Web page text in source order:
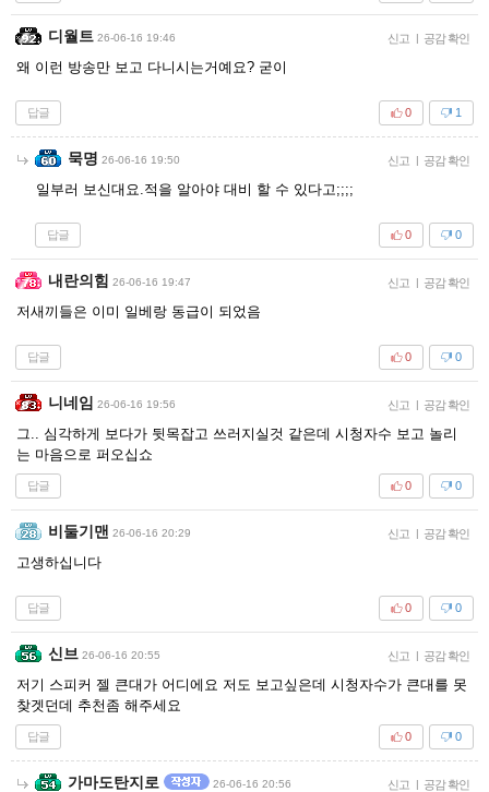
디월트 26-06-16 19:46 신고 | 공감 확인
왜 이런 방송만 보고 다니시는거예요? 굳이
답글 1
0
묵명 26-06-16 19:50 신고 | 공감 확인
일부러 보신대요.적을 알아야 대비 할 수 있다고;;;;
답글 0
0
내란의힘 26-06-16 19:47 신고 | 공감 확인
저새끼들은 이미 일베랑 동급이 되었음
답글 0
0
니네임 26-06-16 19:56 신고 | 공감 확인
그.. 심각하게 보다가 뒷목잡고 쓰러지실것 같은데 시청자수 보고 놀리
는 마음으로 퍼오십쇼
답글 0
0
비둘기맨 26-06-16 20:29 신고 | 공감 확인
고생하십니다
답글 0
0
신브 26-06-16 20:55 신고 | 공감 확인
저기 스피커 젤 큰대가 어디에요 저도 보고싶은데 시청자수가 큰대를 못
찾겟던데 추천좀 해주세요
답글 0
0
가마도탄지로 26-06-16 20:56 신고 | 공감 확인